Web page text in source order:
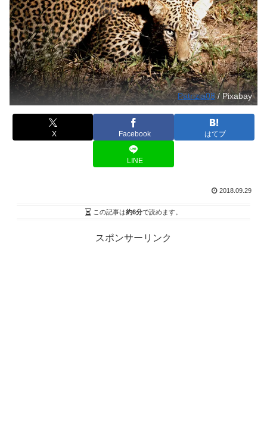
Patrizia08/ Pixabay
X Facebook はてブ
LINE
2018.09.29
この記事は約6分で読めます。
スポンサーリンク